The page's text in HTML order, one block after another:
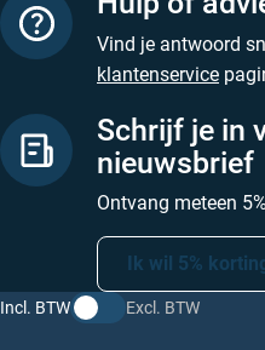
Vind je antwoord
klantenservice
Schrijf je in
nieuwsbrief
Ontvang meteen
Ik wil 5%
Incl. BTW Excl. BTW